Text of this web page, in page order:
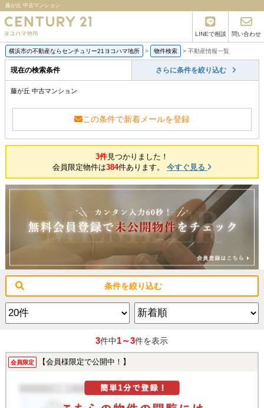
藤が丘 中古マンション
LINEで相談 問い合わせ
横浜市の不動産ならセンチュリー21ヨコハマ地所 > 物件検索 > 不動産情報一覧
現在の検索条件 さらに条件を絞り込む
藤が丘 中古マンション
この条件で新着メールを登録
3件見つかりました！
会員限定物件は384件あります。 今すぐ見る
条件を絞り込む
3件中1～3件を表示
会員限定 【会員様限定で公開中！】